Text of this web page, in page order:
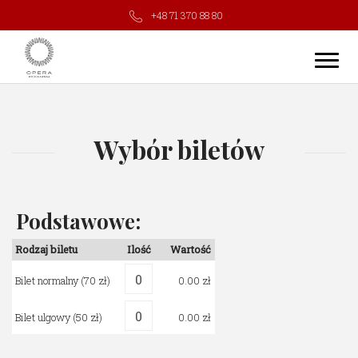
+48 71 370 88 80
Wybór biletów
Podstawowe:
Rodzaj biletu Ilość Wartość
Bilet normalny (70 zł) 0.00
Bilet ulgowy (50 zł) 0.00